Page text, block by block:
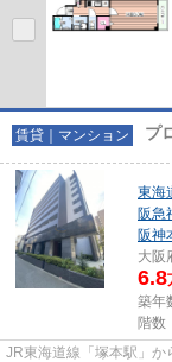
賃貸｜マンション プ
東海
阪急
阪神
大阪
6.8
築年
階数
JR東海道線「塚本駅」か